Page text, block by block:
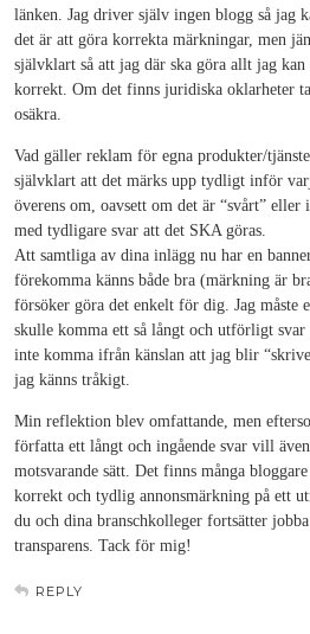
länken. Jag driver själv ingen blogg så jag
det är att göra korrekta märkningar, men
självklart så att jag där ska göra allt jag
korrekt. Om det finns juridiska oklarheter
osäkra.
Vad gäller reklam för egna produkter/
självklart att det märks upp tydligt inför
överens om, oavsett om det är “svårt” eller
med tydligare svar att det SKA göras.
Att samtliga av dina inlägg nu har en
förekomma känns både bra (märkning är
försöker göra det enkelt för dig. Jag måste
skulle komma ett så långt och utförligt
inte komma ifrån känslan att jag blir
jag känns tråkigt.
Min reflektion blev omfattande, men
författa ett långt och ingående svar vill
motsvarande sätt. Det finns många
korrekt och tydlig annonsmärkning på ett
du och dina branschkolleger fortsätter
transparens. Tack för mig!
REPLY